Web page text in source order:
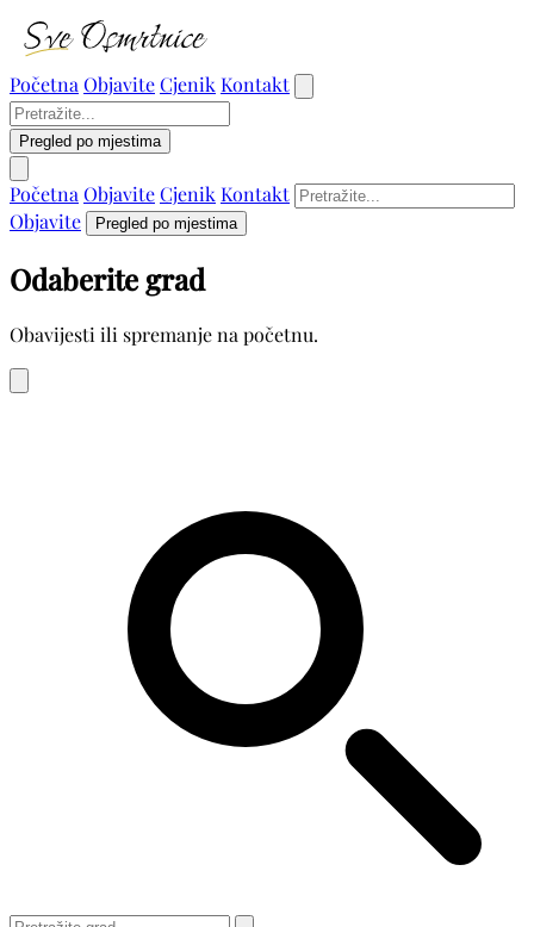
Početna ObjaviteCjenik Kontakt
Pregled po mjestima
Početna ObjaviteCjenik Kontakt
Objavite
Pregled po mjestima
Odaberite grad
Obavijesti ili spremanje na početnu.